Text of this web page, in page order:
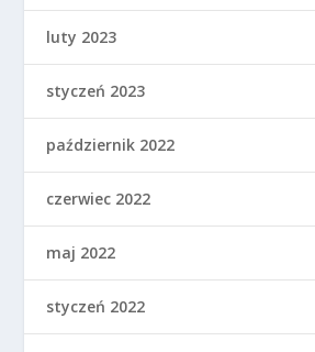
luty 2023
styczeń 2023
październik 2022
czerwiec 2022
maj 2022
styczeń 2022